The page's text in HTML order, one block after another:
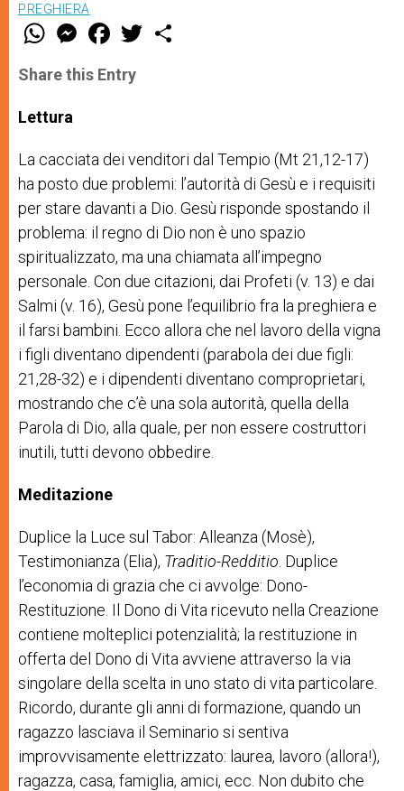
PREGHIERA
W
t
s
p
p
M
e
s
e
F
a
e
b
w
Share this Entry
Lettura
La cacciata dei venditori dal Tempio (Mt 21,12-17)
ha posto due problemi: l’autorità di Gesù e i requisiti
per stare davanti a Dio. Gesù risponde spostando il
problema: il regno di Dio non è uno spazio
spiritualizzato, ma una chiamata all’impegno
personale. Con due citazioni, dai Profeti (v. 13) e dai
Salmi (v. 16), Gesù pone l’equilibrio fra la preghiera e
il farsi bambini. Ecco allora che nel lavoro della vigna
i figli diventano dipendenti (parabola dei due figli:
21,28-32) e i dipendenti diventano comproprietari,
mostrando che c’è una sola autorità, quella della
Parola di Dio, alla quale, per non essere costruttori
inutili, tutti devono obbedire.
Meditazione
Duplice la Luce sul Tabor: Alleanza (Mosè),
Testimonianza (Elia), Traditio-Redditio . Duplice
l’economia di grazia che ci avvolge: Dono-
Restituzione. Il Dono di Vita ricevuto nella Creazione
contiene molteplici potenzialità; la restituzione in
offerta del Dono di Vita avviene attraverso la via
singolare della scelta in uno stato di vita particolare.
Ricordo, durante gli anni di formazione, quando un
ragazzo lasciava il Seminario si sentiva
improvvisamente elettrizzato: laurea, lavoro (allora!),
ragazza, casa, famiglia, amici, ecc. Non dubito che